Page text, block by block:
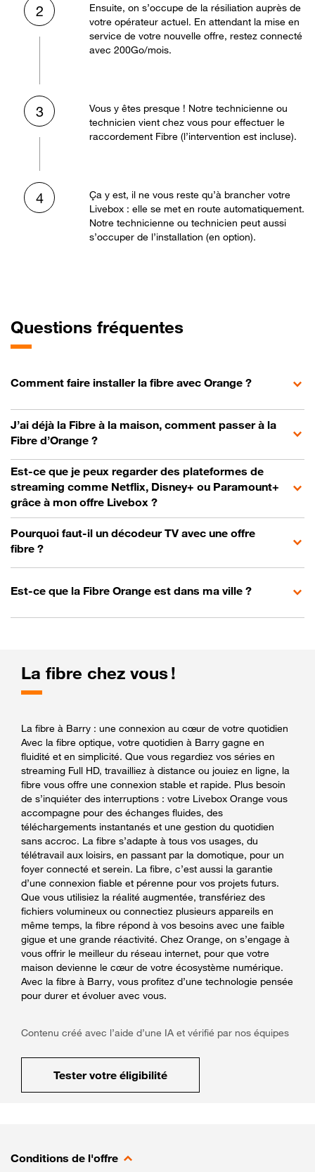
2
Ensuite, on s’occupe de la résiliation auprès de
votre opérateur actuel. En attendant la mise en
service de votre nouvelle offre, restez connecté
avec 200Go/mois.
3
Vous y êtes presque ! Notre technicienne ou
technicien vient chez vous pour effectuer le
raccordement Fibre (l’intervention est incluse).
4
Ça y est, il ne vous reste qu’à brancher votre
Livebox : elle se met en route automatiquement.
Notre technicienne ou technicien peut aussi
s’occuper de l’installation (en option).
Questions fréquentes
Comment faire installer la fibre avec Orange ?
J’ai déjà la Fibre à la maison, comment passer à la
Fibre d’Orange ?
Est-ce que je peux regarder des plateformes de
streaming comme Netflix, Disney+ ou Paramount+
grâce à mon offre Livebox ?
Pourquoi faut-il un décodeur TV avec une offre
fibre ?
Est-ce que la Fibre Orange est dans ma ville ?
La fibre chez vous !
La fibre à Barry : une connexion au cœur de votre quotidien
Avec la fibre optique, votre quotidien à Barry gagne en
fluidité et en simplicité. Que vous regardiez vos séries en
streaming Full HD, travailliez à distance ou jouiez en ligne, la
fibre vous offre une connexion stable et rapide. Plus besoin
de s’inquiéter des interruptions : votre Livebox Orange vous
accompagne pour des échanges fluides, des
téléchargements instantanés et une gestion du quotidien
sans accroc. La fibre s’adapte à tous vos usages, du
télétravail aux loisirs, en passant par la domotique, pour un
foyer connecté et serein. La fibre, c’est aussi la garantie
d’une connexion fiable et pérenne pour vos projets futurs.
Que vous utilisiez la réalité augmentée, transfériez des
fichiers volumineux ou connectiez plusieurs appareils en
même temps, la fibre répond à vos besoins avec une faible
gigue et une grande réactivité. Chez Orange, on s’engage à
vous offrir le meilleur du réseau internet, pour que votre
maison devienne le cœur de votre écosystème numérique.
Avec la fibre à Barry, vous profitez d’une technologie pensée
pour durer et évoluer avec vous.
Contenu créé avec l’aide d’une IA et vérifié par nos équipes
Tester votre éligibilité
Conditions de l'offre